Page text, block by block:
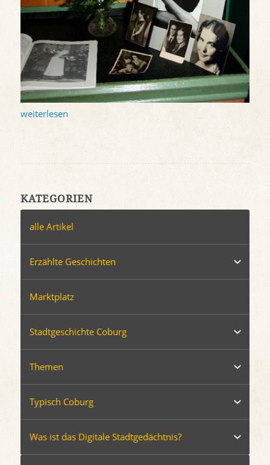
weiterlesen
KATEGORIEN
alle Artikel
Erzählte Geschichten
Marktplatz
Stadtgeschichte Coburg
Themen
Typisch Coburg
Was ist das Digitale Stadtgedächtnis?